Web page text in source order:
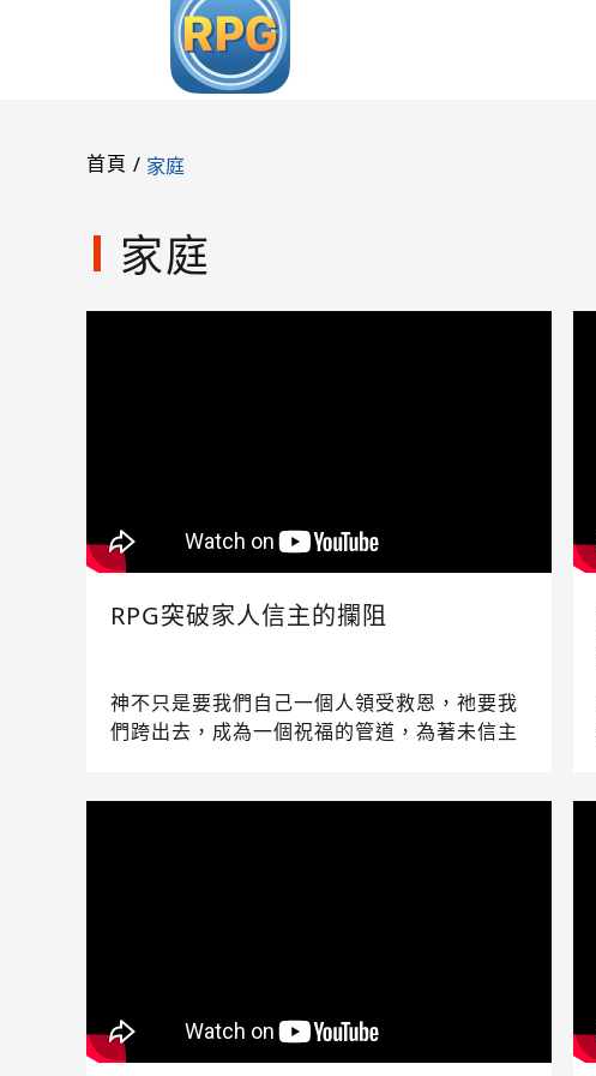
首頁 / 家庭
家庭
RPG突破家人信主的攔阻
神不只是要我們自己一個人領受救恩，祂要我
們跨出去，成為一個祝福的管道，為著未信主